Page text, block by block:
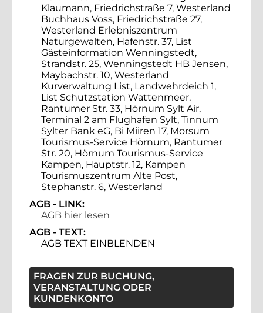
Klaumann, Friedrichstraße 7, Westerland
Buchhaus Voss, Friedrichstraße 27,
Westerland Erlebniszentrum
Naturgewalten, Hafenstr. 37, List
Gästeinformation Wenningstedt,
Strandstr. 25, Wenningstedt HB Jensen,
Maybachstr. 10, Westerland
Kurverwaltung List, Landwehrdeich 1,
List Schutzstation Wattenmeer,
Rantumer Str. 33, Hörnum Sylt Air,
Terminal 2 am Flughafen Sylt, Tinnum
Sylter Bank eG, Bi Miiren 17, Morsum
Tourismus-Service Hörnum, Rantumer
Str. 20, Hörnum Tourismus-Service
Kampen, Hauptstr. 12, Kampen
Tourismuszentrum Alte Post,
Stephanstr. 6, Westerland
AGB - LINK:
AGB hier lesen
AGB - TEXT:
AGB TEXT EINBLENDEN
FRAGEN ZUR BUCHUNG,
VERANSTALTUNG ODER
KUNDENKONTO